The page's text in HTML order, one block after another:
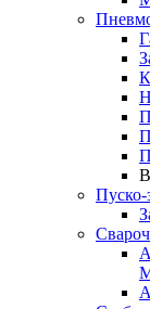
Пуско-